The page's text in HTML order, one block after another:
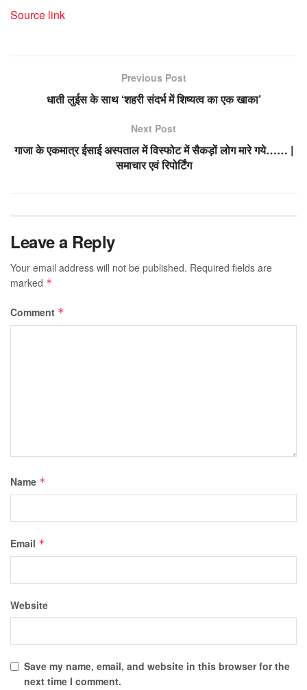
Source link
Previous Post
धाती लुईस के साथ ‘शहरी संदर्भ में शिष्यत्व का एक खाका’
Next Post
गाजा के एकमात्र ईसाई अस्पताल में विस्फोट में सैकड़ों लोग मारे गये…… |
समाचार एवं रिपोर्टिंग
Leave a Reply
Your email address will not be published. Required fields are
marked *
Comment *
Name *
Email *
Website
Save my name, email, and website in this browser for the
next time I comment.